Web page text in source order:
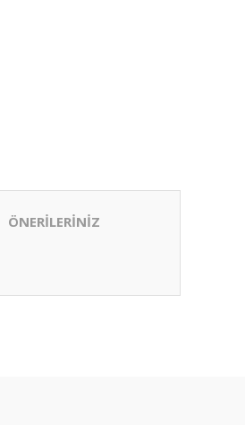
ÖNERİLERİNİZ